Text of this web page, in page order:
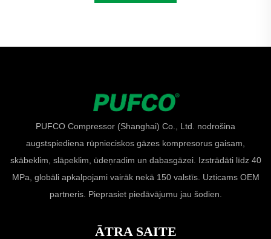
PUFCO Compressor (Shanghai) Co., Ltd. nodrošina
augstspiediena rūpnieciskos gāzes kompresorus gaisam,
skābeklim, slāpeklim, ūdeņradim un dabasgāzei. Izstrādāti līdz 40
MPa, globāli apkalpojami vairāk nekā 150 valstīs. Uzticams OEM
partneris. Pieprasiet piedāvājumu jau šodien.
ĀTRA SAITE